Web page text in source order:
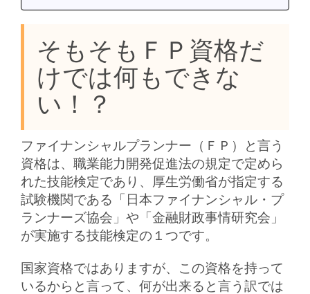
そもそもＦＰ資格だ
けでは何もできな
い！？
ファイナンシャルプランナー（ＦＰ）と言う
資格は、職業能力開発促進法の規定で定めら
れた技能検定であり、厚生労働省が指定する
試験機関である「日本ファイナンシャル・プ
ランナーズ協会」や「金融財政事情研究会」
が実施する技能検定の１つです。
国家資格ではありますが、この資格を持って
いるからと言って、何が出来ると言う訳では